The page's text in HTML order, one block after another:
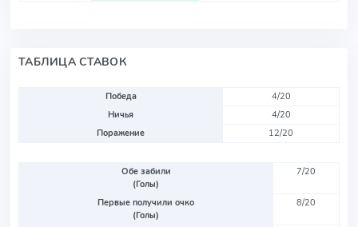
ТАБЛИЦА СТАВОК
Победа
4/20
Ничья
4/20
Поражение
12/20
Обе забили
(Голы)
7/20
Первые получили очко
(Голы)
8/20